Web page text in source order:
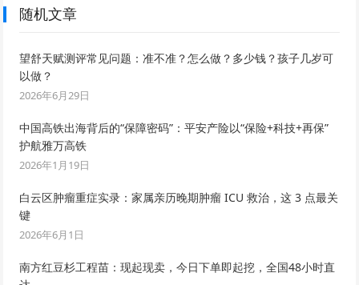
随机文章
望舒天赋测评常见问题：准不准？怎么做？多少钱？孩子几岁可
以做？
2026年6月29日
中国高铁出海背后的“保障密码”：平安产险以“保险+科技+再保”
护航雅万高铁
2026年1月19日
白云区肿瘤重症实录：家属亲历晚期肿瘤 ICU 救治，这 3 点最关
键
2026年6月1日
南方红豆杉工程苗：现起现卖，今日下单即起挖，全国48小时直